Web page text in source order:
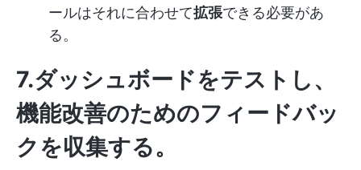
ールはそれに合わせて拡張できる必要があ
る。
7.ダッシュボードをテストし、
機能改善のためのフィードバッ
クを収集する。